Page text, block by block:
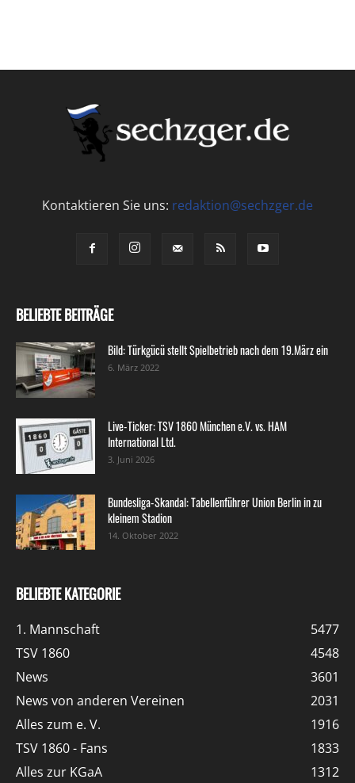
Kontaktieren Sie uns: redaktion@sechzger.de
BELIEBTE BEITRÄGE
Bild: Türkgücü stellt Spielbetrieb nach dem 19.März ein
6. März 2022
Live-Ticker: TSV 1860 München e.V. vs. HAM
International Ltd.
3. Juni 2026
Bundesliga-Skandal: Tabellenführer Union Berlin in zu
kleinem Stadion
14. Oktober 2022
BELIEBTE KATEGORIE
1. Mannschaft
5477
TSV 1860
4548
News
3601
News von anderen Vereinen
2031
Alles zum e. V.
1916
TSV 1860 - Fans
1833
Alles zur KGaA
1312